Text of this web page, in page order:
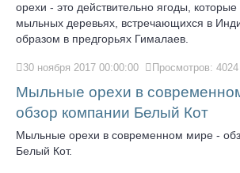
орехи - это действительно ягоды, которые
мыльных деревьях, встречающихся в
образом в предгорьях Гималаев.
30 ноября 2017 00:00:00 Просмотров: 4024
Мыльные орехи в
обзор компании Белый Кот
Мыльные орехи в современном мире -
Белый Кот.